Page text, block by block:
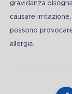
gravidanza
causare
possono
allergia.